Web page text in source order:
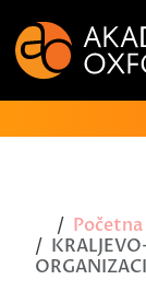
Početna